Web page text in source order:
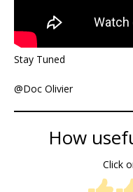
Stay Tuned
@Doc Olivier
How
Click